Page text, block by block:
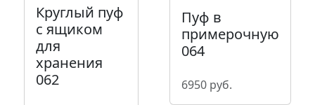
Круглый пуф
с ящиком
для
хранения
062
Пуф в
примерочную
064
6950 руб.